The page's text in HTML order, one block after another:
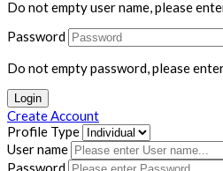
Do not empty user name, please
Password
Do not empty password, please enter
Login
Create Account
Profile Type
User name
Password